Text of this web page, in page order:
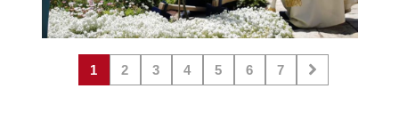
1 2 3 4 5 6 7